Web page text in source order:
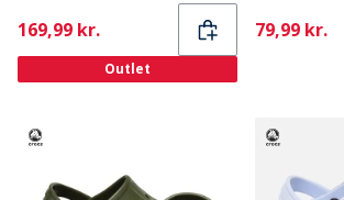
Current
169,99 kr.
Outlet
Current
79,99 kr.